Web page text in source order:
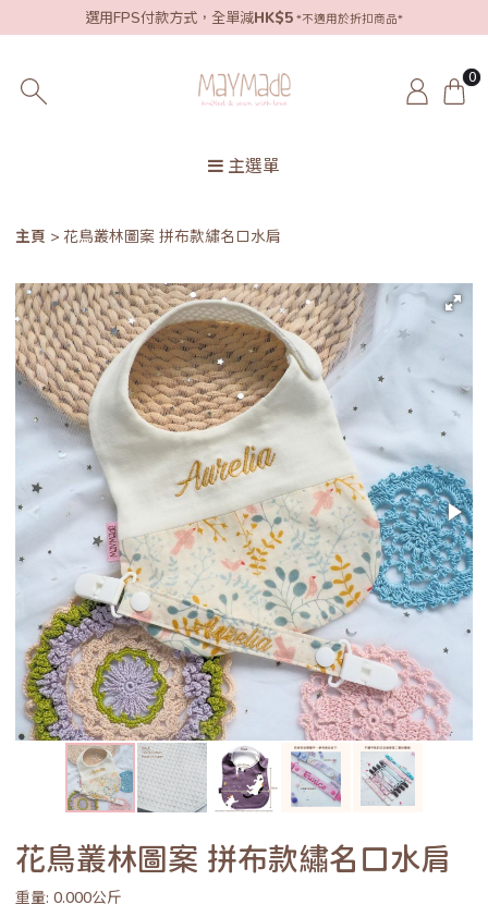
選用FPS付款方式，全單減HK$5 *不適用於折扣商品*
0
主選單
主頁 花鳥叢林圖案 拼布款繡名口水肩
花鳥叢林圖案 拼布款繡名口水肩
重量: 0.000公斤